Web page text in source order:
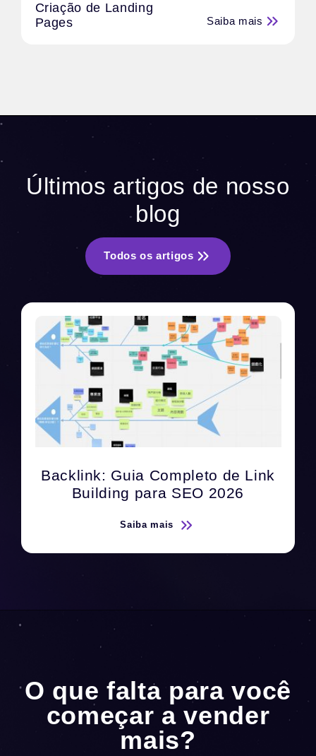
Criação de Landing
Pages
Saiba mais
Últimos artigos de nosso
blog
Todos os artigos
Tráfego Orgânico e Pago: Qual
Escolher em 2026
Saiba mais
O que falta para você
começar a vender
mais?